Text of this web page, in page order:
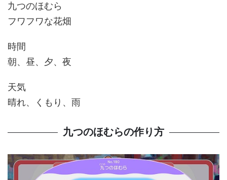
九つのほむら
フワフワな花畑
時間
朝、昼、夕、夜
天気
晴れ、くもり、雨
九つのほむらの作り方